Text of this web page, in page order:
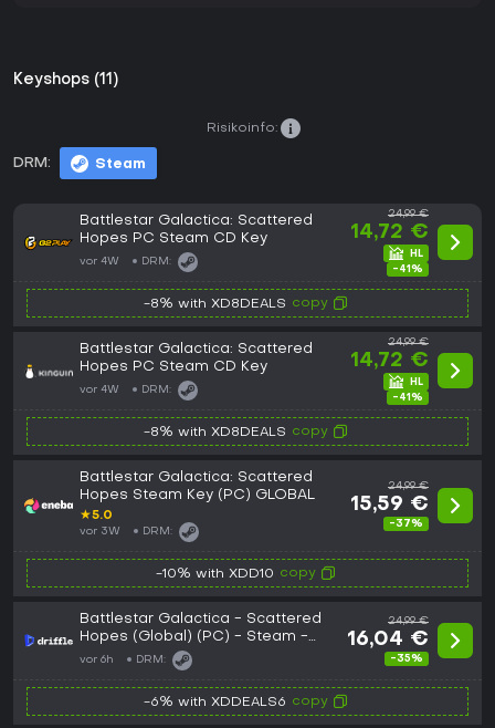
Keyshops (11)
DRM: Steam
Risikoinfo:
Battlestar Galactica: Scattered
Hopes PC Steam CD Key
vor 4W DRM:
24,99 €
14,72 €
-41%
-8% with XD8DEALS copy
Battlestar Galactica: Scattered
Hopes PC Steam CD Key
vor 4W DRM:
24,99 €
14,72 €
-41%
-8% with XD8DEALS copy
Battlestar Galactica: Scattered
Hopes Steam Key (PC) GLOBAL
★5.0
vor 3W DRM:
24,99 €
15,59 €
-37%
-10% with XDD10 copy
Battlestar Galactica - Scattered
Hopes (Global) (PC) - Steam -
Digital Key
vor 6h DRM:
24,99 €
16,04 €
-35%
-6% with XDDEALS6 copy